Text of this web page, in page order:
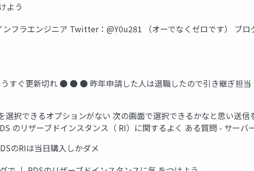
よう
フラエンジニア Twitter：@Y0u281 （オーでなくゼロです） ブ
すぐ更新切れ ● ● ● 昨年申請した人は退職したので引き継ぎ担当
択できるオプションがない 次の画面で選択できるかなと思い送
のリザーブドインスタンス（ RI）に関するよく ある質問 - サーバ
のRIは当日購入しかダメ